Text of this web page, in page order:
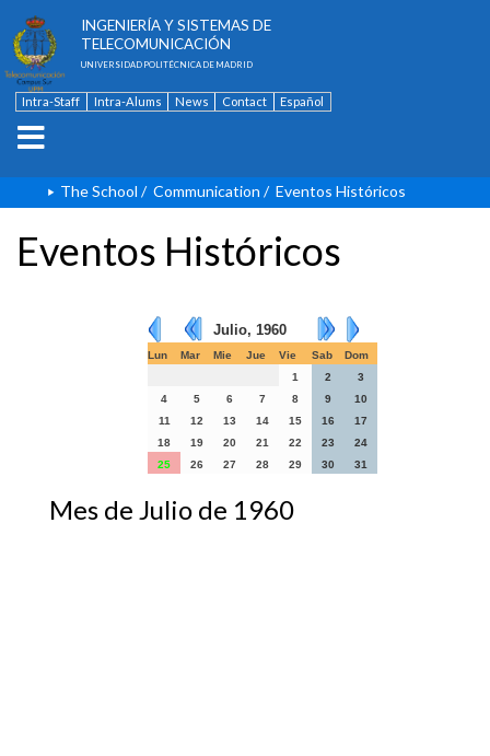
INGENIERÍA Y SISTEMAS DE
TELECOMUNICACIÓN
UNIVERSIDAD POLITÉCNICA DE MADRID
Intra-Staff Intra-Alums News Contact Español
The School / Communication / Eventos Históricos
Eventos Históricos
Julio, 1960
Lun Mar Mie Jue Vie Sab
Dom
1
2
3
4
5 6 7 8 9
10
11
12 13 14 15 16
17
18
19 20 21 22 23
24
25
26 27 28 29 30 31
Mes de Julio de 1960